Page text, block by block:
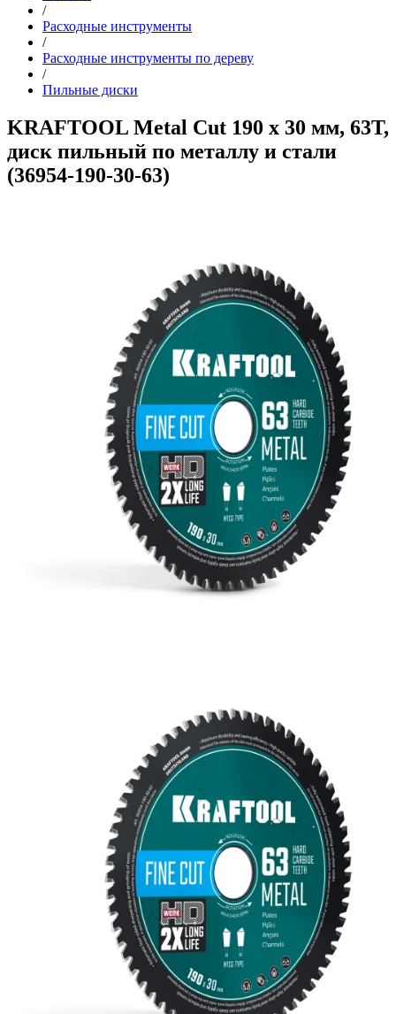
/
Расходные инструменты
/
Расходные инструменты по дереву
/
Пильные диски
KRAFTOOL Metal Cut 190 х 30 мм, 63Т,
диск пильный по металлу и стали
(36954-190-30-63)